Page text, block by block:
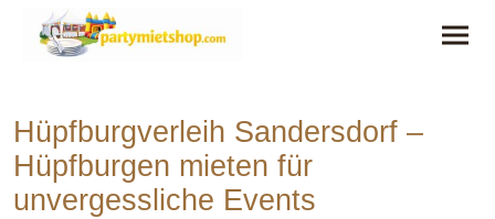
Hüpfburgverleih Sandersdorf –
Hüpfburgen mieten für
unvergessliche Events